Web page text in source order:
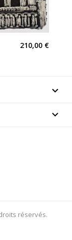
210,00 €


réservés.